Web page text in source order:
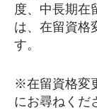
度、中長期在
は、在留資格
す。
※在留資格変
にお尋ねくだ